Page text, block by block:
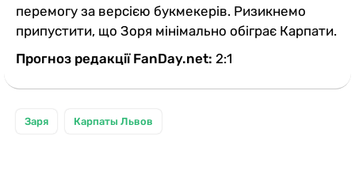
перемогу за версією букмекерів. Ризикнемо
припустити, що Зоря мінімально обіграє Карпати.
Прогноз редакції FanDay.net: 2:1
Заря Карпаты Львов